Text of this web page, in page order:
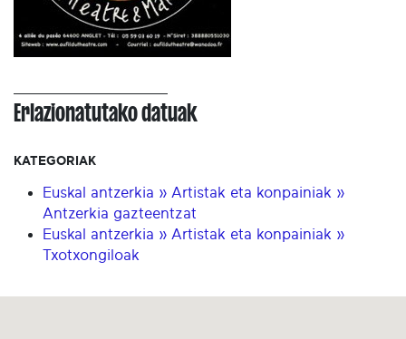
Erlazionatutako datuak
KATEGORIAK
Euskal antzerkia » Artistak eta konpainiak »
Antzerkia gazteentzat
Euskal antzerkia » Artistak eta konpainiak »
Txotxongiloak